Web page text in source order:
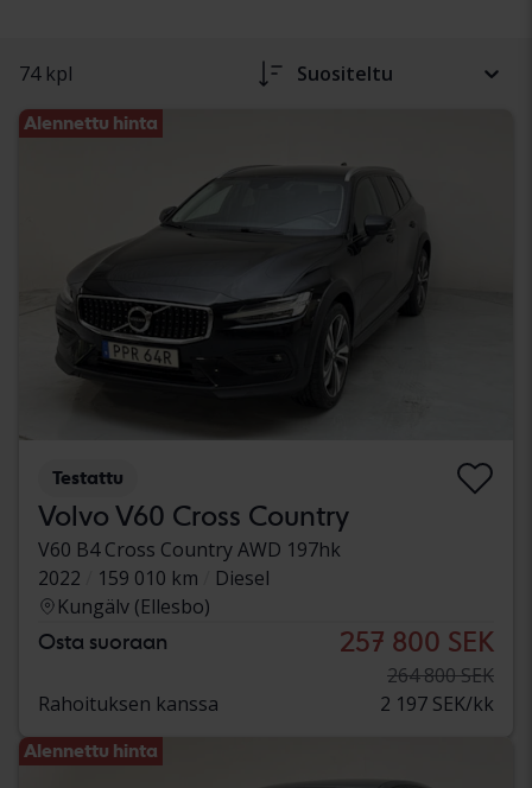
74 kpl Suositeltu
Alennettu hinta
Testattu
Volvo V60 Cross Country
V60 B4 Cross Country AWD 197hk
2022
159 010 km
Diesel
Kungälv (Ellesbo)
Osta suoraan 257 800 SEK
264 800 SEK
Rahoituksen kanssa
2 197 SEK/kk
Alennettu hinta